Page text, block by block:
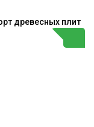
древесных плит